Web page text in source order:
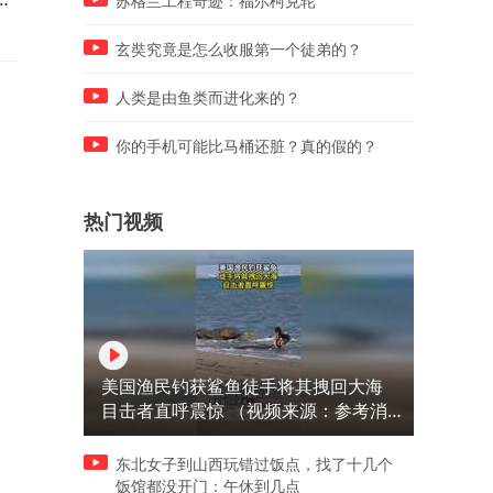
玄奘究竟是怎么收服第一个徒弟的？
人类是由鱼类而进化来的？
你的手机可能比马桶还脏？真的假的？
热门视频
美国渔民钓获鲨鱼徒手将其拽回大海
目击者直呼震惊 （视频来源：参考消
息）
东北女子到山西玩错过饭点，找了十几个
饭馆都没开门：午休到几点